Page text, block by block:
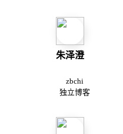
朱泽澄
zbchi
独立博客